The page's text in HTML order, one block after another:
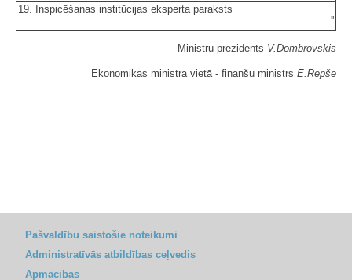
19. Inspicēšanas institūcijas eksperta paraksts
''
Ministru prezidents V.Dombrovskis
Ekonomikas ministra vietā - finanšu ministrs E.Repše
Pašvaldību saistošie noteikumi
Administratīvās atbildības ceļvedis
Apmācības